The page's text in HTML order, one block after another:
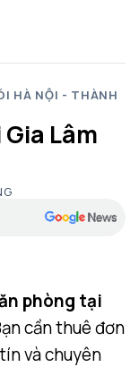
HÀ NỘI - THÀNH
Lâm
phòng tại
cần thuê đơn
và chuyên